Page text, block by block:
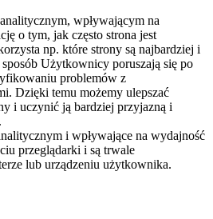
wpływającym na
o tym, jak często strona jest
np. które strony są najbardziej i
Użytkownicy poruszają się po
problemów z
Dzięki temu możemy ulepszać
i uczynić ją bardziej przyjazną i
i wpływające na wydajność
przeglądarki i są trwale
lub urządzeniu użytkownika.